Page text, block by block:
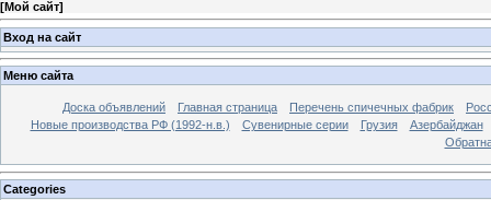
[Мой сайт]
Вход на сайт
Меню сайта
Доска объявлений Главная страница Перечень спичечных фабрик
Новые производства РФ (1992-н.в.)
Сувенирные серии Грузия
Азербайджан
Categories